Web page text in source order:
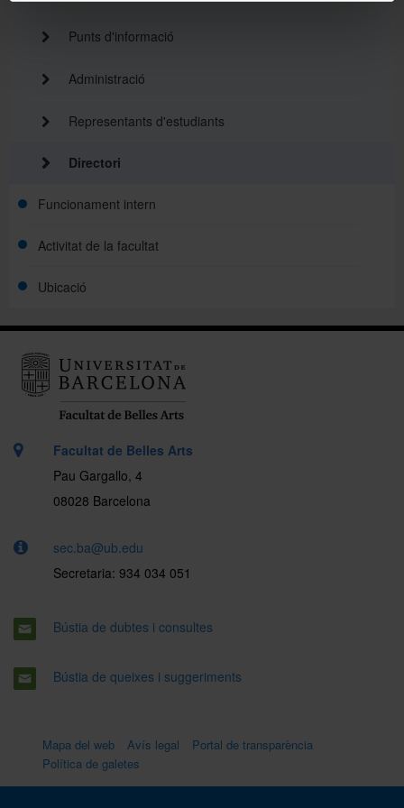
Punts d'informació
Administració
Representants d'estudiants
Directori
Funcionament intern
Activitat de la facultat
Ubicació
Facultat de Belles Arts
Pau Gargallo, 4
08028 Barcelona
sec.ba@ub.edu
Secretaria: 934 034 051
Bústia de dubtes i consultes
Bústia de queixes i suggeriments
Mapa del web Avís legal
Portal de transparència
Política de galetes